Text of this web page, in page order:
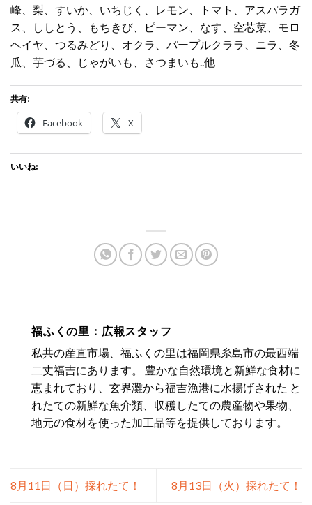
峰、梨、すいか、いちじく、レモン、トマト、アスパラガ
ス、ししとう、もちきび、ピーマン、なす、空芯菜、モロ
ヘイヤ、つるみどり、オクラ、パープルクララ、ニラ、冬
瓜、芋づる、じゃがいも、さつまいも..他
共有:
Facebook X
いいね:
福ふくの里：広報スタッフ
私共の産直市場、福ふくの里は福岡県糸島市の最西端
二丈福吉にあります。 豊かな自然環境と新鮮な食材に
恵まれており、玄界灘から福吉漁港に水揚げされた と
れたての新鮮な魚介類、収穫したての農産物や果物、
地元の食材を使った加工品等を提供しております。
8月11日（日）採れたて！ 8月13日（火）採れたて！